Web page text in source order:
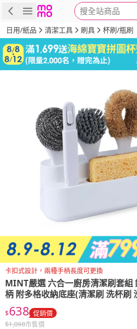
搜全站商品
商品 評價 詳情
日用/紙品 清潔工具 刷具 杯刷/瓶刷
卡扣式設計，兩種手柄長度可更換
MINT嚴選 六合一廚房清潔刷套組
柄 附多格收納底座(清潔刷 洗杯刷
$638 促銷價
$1,098市售價